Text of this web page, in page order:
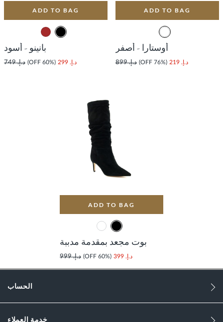
ADD TO BAG
أوستارا - أصفر
د.إ. 219 (76% OFF) د.إ. 899
ADD TO BAG
بانينو - أسود
د.إ. 299 (60% OFF) د.إ. 749
ADD TO BAG
بوت مجعد بمقدمة مدببة
د.إ. 399 (60% OFF) د.إ. 999
الحساب
خدمة العملاء